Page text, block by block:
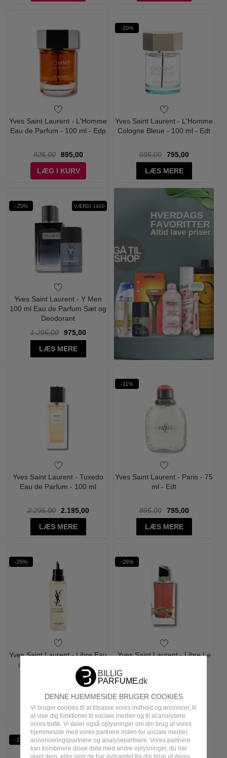
DENNE HJEMMESIDE BRUGER COOKIES
Vi bruger cookies til at tilpasse vores indhold og annoncer, til
at vise dig funktioner til sociale medier og til at analysere
vores trafik. Vi deler også oplysninger om din brug af vores
hjemmeside med vores partnere inden for sociale medier,
annonceringspartnere og analysepartnere. Vores partnere
kan kombinere disse data med andre oplysninger, du har
givet dem, eller som de har indsamlet fra din brug af deres
Yves Saint Laurent - L'Homme
Eau de Parfum - 100 ml - Edp
925,00
895,00
LÆG I KURV
-20%
Yves Saint Laurent - L'Homme
Cologne Bleue - 100 ml - Edt
995,00
795,00
LÆS MERE
-25% VÆRDI 1400
Yves Saint Laurent - Y Men
100 ml Eau de Parfum Sæt og
Deodorant
1.295,00
975,00
LÆS MERE
Yves Saint Laurent - Tuxedo
Eau de Parfum - 100 ml
2.295,00
2.195,00
LÆS MERE
-11%
Yves Saint Laurent - Paris - 75
ml - Edt
895,00
795,00
LÆS MERE
-25%
Yves Saint Laurent - Libre Eau
de Parfum Refill - 100 ml
895,00
LÆG I KURV
-26%
Yves Saint Laurent - Libre Le
LÆG I KURV
-23% -13%